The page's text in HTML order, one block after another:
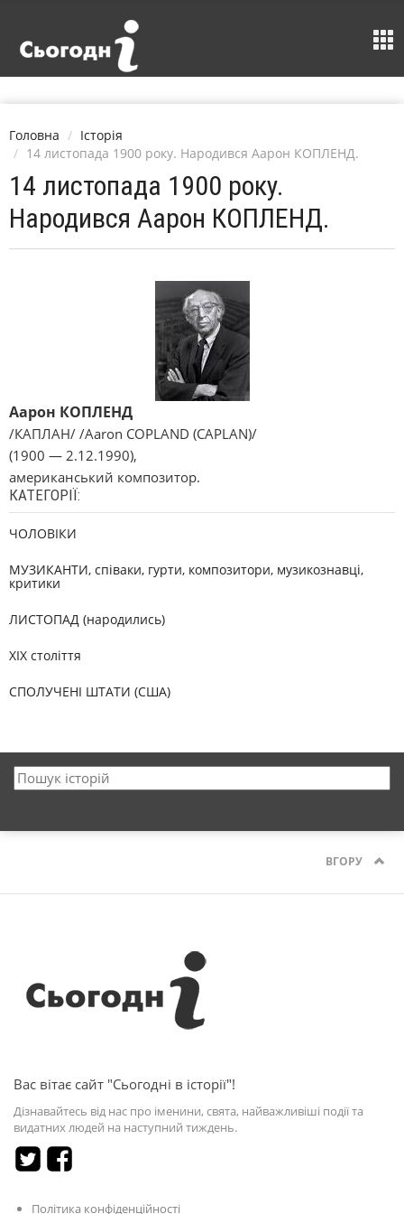
Головна
Історія
14 листопада 1900 року. Народився Аарон КОПЛЕНД.
14 листопада 1900 року.
Народився Аарон КОПЛЕНД.
Аарон КОПЛЕНД
/КАПЛАН/ /Aaron COPLAND (CAPLAN)/
(1900 — 2.12.1990),
американський композитор.
КАТЕГОРІЇ:
ЧОЛОВІКИ
МУЗИКАНТИ, співаки, гурти, композитори, музикознавці,
критики
ЛИСТОПАД (народились)
XIX століття
СПОЛУЧЕНІ ШТАТИ (США)
ВГОРУ
Вас вітає сайт "Сьогодні в історії"!
Дізнавайтесь від нас про іменини, свята, найважливіші події та
видатних людей на наступний тиждень.
Політика конфіденційності